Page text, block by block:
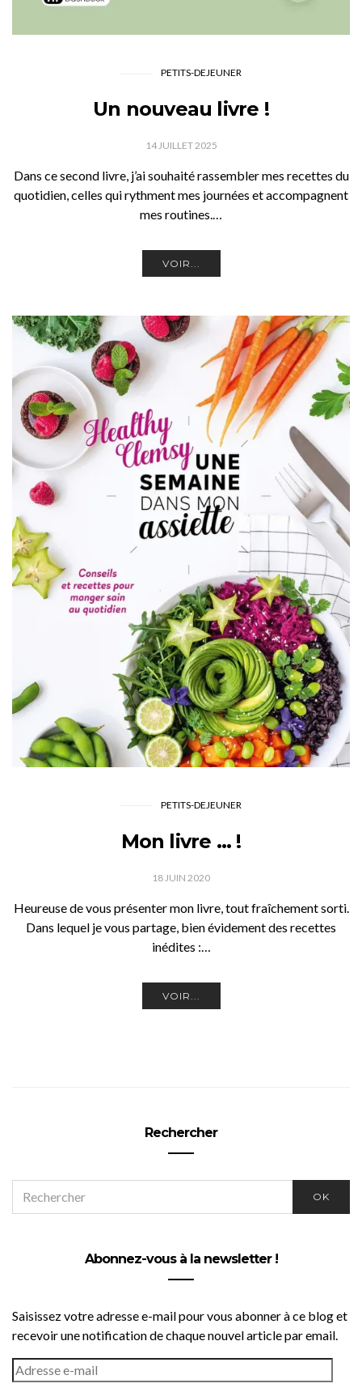
PETITS-DEJEUNER
Un nouveau livre !
14 JUILLET 2025
Dans ce second livre, j’ai souhaité rassembler mes recettes du
quotidien, celles qui rythment mes journées et accompagnent
mes routines.…
VOIR...
PETITS-DEJEUNER
Mon livre … !
18 JUIN 2020
Heureuse de vous présenter mon livre, tout fraîchement sorti.
Dans lequel je vous partage, bien évidement des recettes
inédites :…
VOIR...
Rechercher
FOR:
OK
Abonnez-vous à la newsletter !
Saisissez votre adresse e-mail pour vous abonner à ce blog et
recevoir une notification de chaque nouvel article par email.
ADRESSE
E-